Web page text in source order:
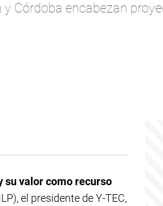
Córdoba encabezan
su valor como recurso
el presidente de Y-TEC,